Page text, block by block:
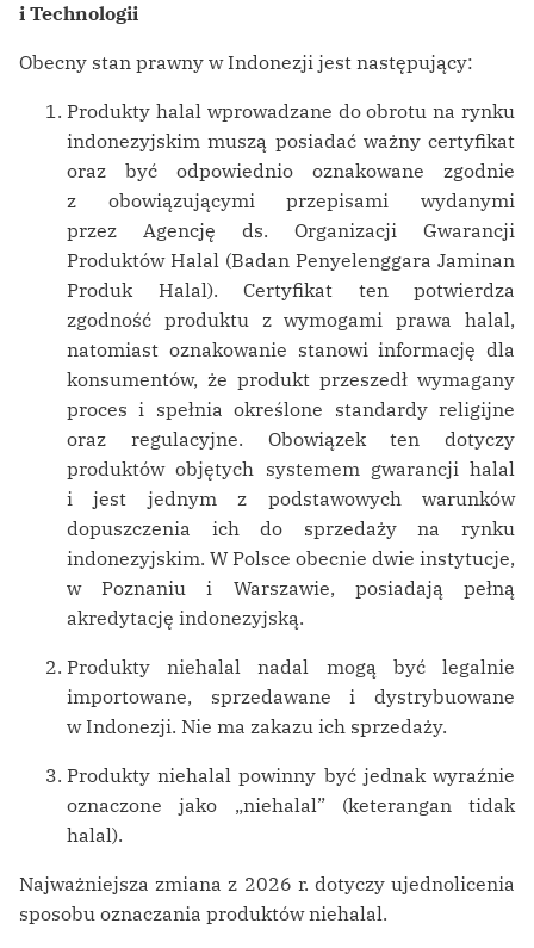
i Technologii
Obecny stan prawny w Indonezji jest następujący:
Produkty halal wprowadzane do obrotu na rynku
indonezyjskim muszą posiadać ważny certyfikat
oraz być odpowiednio oznakowane zgodnie
z obowiązującymi przepisami wydanymi
przez Agencję ds. Organizacji Gwarancji
Produktów Halal (Badan Penyelenggara Jaminan
Produk Halal). Certyfikat ten potwierdza
zgodność produktu z wymogami prawa halal,
natomiast oznakowanie stanowi informację dla
konsumentów, że produkt przeszedł wymagany
proces i spełnia określone standardy religijne
oraz regulacyjne. Obowiązek ten dotyczy
produktów objętych systemem gwarancji halal
i jest jednym z podstawowych warunków
dopuszczenia ich do sprzedaży na rynku
indonezyjskim. W Polsce obecnie dwie instytucje,
w Poznaniu i Warszawie, posiadają pełną
akredytację indonezyjską.
Produkty niehalal nadal mogą być legalnie
importowane, sprzedawane i dystrybuowane
w Indonezji. Nie ma zakazu ich sprzedaży.
Produkty niehalal powinny być jednak wyraźnie
oznaczone jako „niehalal” (keterangan tidak
halal).
Najważniejsza zmiana z 2026 r. dotyczy ujednolicenia
sposobu oznaczania produktów niehalal.